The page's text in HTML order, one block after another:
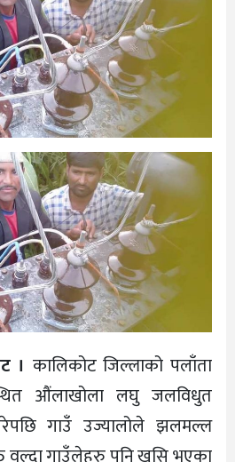
। कालिकोट जिल्लाको पलाँता
औंलाखोला लघु जलविधुत
गाउँ उज्यालोले झलमल्ल